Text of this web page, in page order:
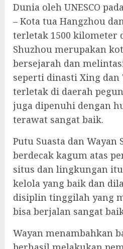
Dunia oleh UNESCO
– Kota tua Hangzhou
terletak 1500 kilometer
Shuzhou merupakan
bersejarah dan
seperti dinasti Xing dan
terletak di daerah
juga dipenuhi dengan
terawat sangat baik.
Putu Suasta dan Wayan
berdecak kagum atas
situs dan lingkungan
kelola yang baik dan
disiplin tinggilah yang
bisa berjalan sangat
Wayan menambahkan